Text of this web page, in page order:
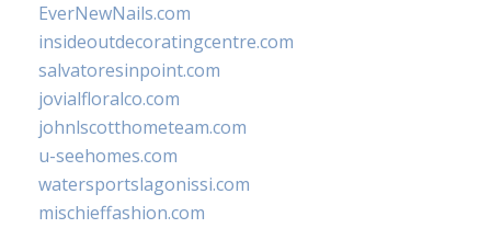
EverNewNails.com
insideoutdecoratingcentre.com
salvatoresinpoint.com
jovialfloralco.com
johnlscotthometeam.com
u-seehomes.com
watersportslagonissi.com
mischieffashion.com